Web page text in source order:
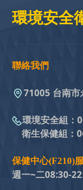
環境安全
聯絡我們
71005 台南市
環境安全組：
衛生保健組：
保健中心(F210)
週一~二08:30-